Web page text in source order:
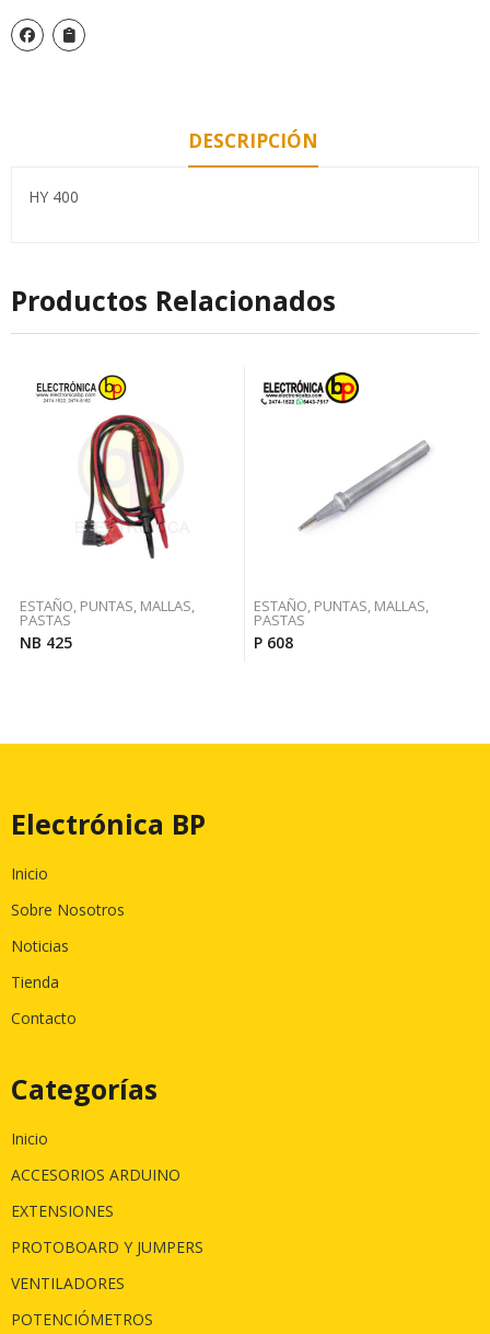
DESCRIPCIÓN
HY 400
Productos Relacionados
ESTAÑO, PUNTAS, MALLAS,
PASTAS
NB 425
ESTAÑO, PUNTAS, MALLAS,
PASTAS
P 608
Electrónica BP
Inicio
Sobre Nosotros
Noticias
Tienda
Contacto
Categorías
Inicio
ACCESORIOS ARDUINO
EXTENSIONES
PROTOBOARD Y JUMPERS
VENTILADORES
POTENCIÓMETROS